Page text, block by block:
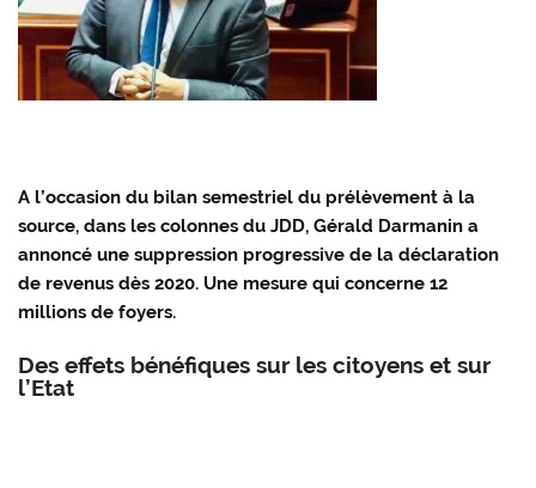
A l’occasion du bilan semestriel du prélèvement à la
source, dans les colonnes du JDD, Gérald Darmanin a
annoncé une suppression progressive de la déclaration
de revenus dès 2020. Une mesure qui concerne 12
millions de foyers.
Des effets bénéfiques sur les citoyens et sur
l’Etat